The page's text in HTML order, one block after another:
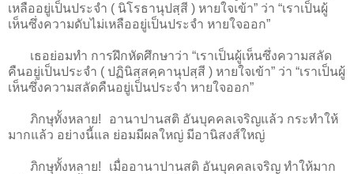
เหลืออยู่เป็นประจำ ( นิโรธานุปสฺสี ) หายใจเข้า” ว่า “เราเป็นผู้
เห็นซึ่งความดับไม่เหลืออยู่เป็นประจำ หายใจออก”
เธอย่อมทำ การฝึกหัดศึกษาว่า “เราเป็นผู้เห็นซึ่งความสลัด
คืนอยู่เป็นประจำ ( ปฏินิสฺสคฺคานุปสฺสี ) หายใจเข้า” ว่า “เราเป็นผู้
เห็นซึ่งความสลัดคืนอยู่เป็นประจำ หายใจออก”
ภิกษุทั้งหลาย! อานาปานสติ อันบุคคลเจริญแล้ว กระทำให้
มากแล้ว อย่างนี้แล ย่อมมีผลใหญ่ มีอานิสงส์ใหญ่
ภิกษุทั้งหลาย! เมื่ออานาปานสติ อันบุคคลเจริญ ทำให้มาก